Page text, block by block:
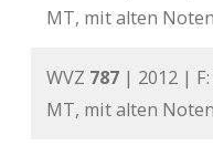
MT, mit alten
WVZ 787 | 2012 | F:
MT, mit alten